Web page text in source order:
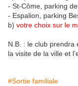
- St-Côme, parking
- Espalion, parking
b) votre choix sur le
N.B. : le club prendra
la visite de la ville et
#Sortie familiale